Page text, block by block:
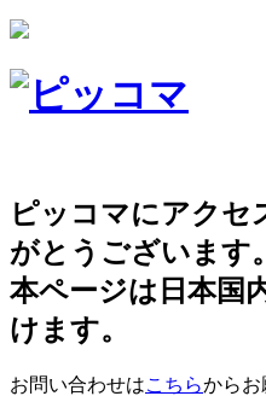
ピッコマにアクセ
がとうございます。
本ページは日本国
けます。
お問い合わせはこちらからお